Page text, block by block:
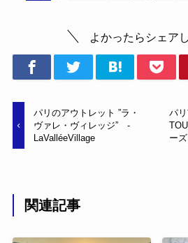
よかったらシェア
パリのアウトレット ”ラ・
ヴァレ・ヴィレッジ” -
LaValléeVillage
パ
ーズ
関連記事